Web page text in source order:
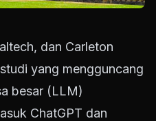
dan Carleton
yang mengguncang
besar (LLM)
ChatGPT dan